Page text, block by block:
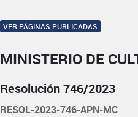
VER PÁGINAS PUBLICADAS
MINISTERIO DE
Resolución 746/2023
RESOL-2023-746-APN-MC